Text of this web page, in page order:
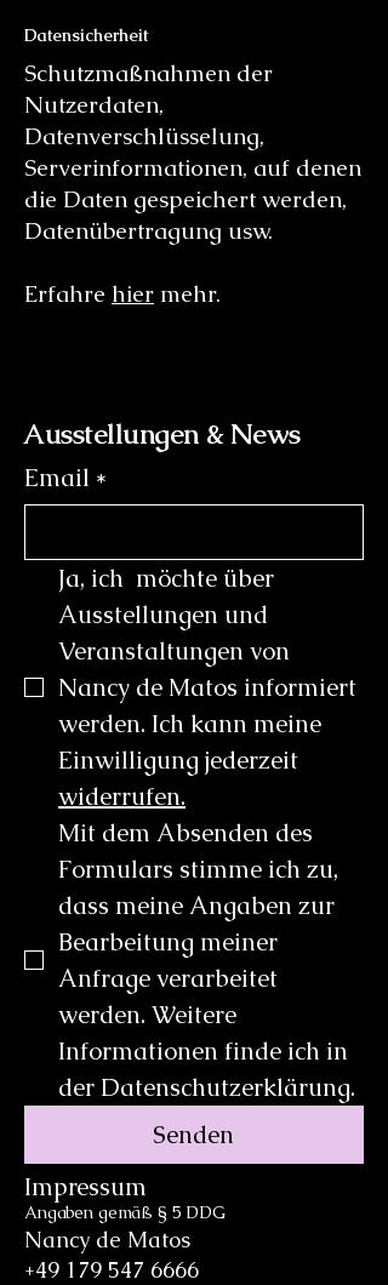
Datensicherheit
Schutzmaßnahmen der
Nutzerdaten,
Datenverschlüsselung,
Serverinformationen, auf denen
die Daten gespeichert werden,
Datenübertragung usw.
Erfahre hier mehr.
Ausstellungen & News
Email *
Ja, ich  möchte über
Ausstellungen und
Veranstaltungen von
Nancy de Matos informiert
werden. Ich kann meine
widerrufen.
Mit dem Absenden des
Formulars stimme ich zu,
dass meine Angaben zur
Bearbeitung meiner
Anfrage verarbeitet
werden. Weitere
Informationen finde ich in
der Datenschutzerklärung.
Senden
Impressum
Angaben gemäß § 5 DDG
Nancy de Matos
+49 179 547 6666